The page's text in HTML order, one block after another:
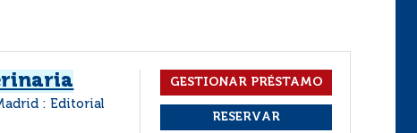
: Editorial